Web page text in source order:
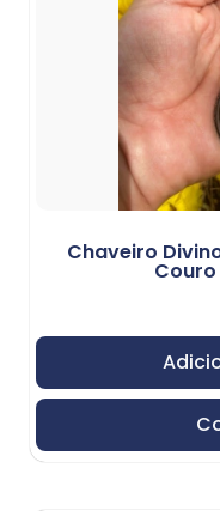
Chaveiro